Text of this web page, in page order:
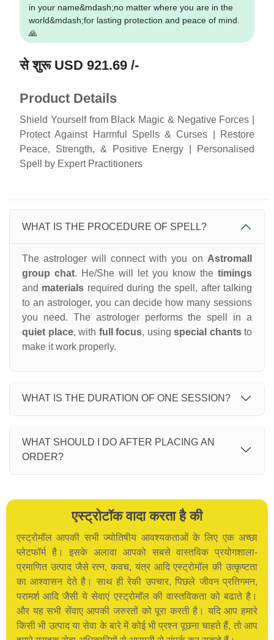
in your name&mdash;no matter where you are in the
world&mdash;for lasting protection and peace of mind.
🙏
से शुरूUSD 921.69 /-
Product Details
Shield Yourself from Black Magic & Negative Forces |
Protect Against Harmful Spells & Curses | Restore
Peace, Strength, & Positive Energy | Personalised
Spell by Expert Practitioners
WHAT IS THE PROCEDURE OF SPELL?
The astrologer will connect with you on Astromall
group chat. He/She will let you know the timings
and materials required during the spell, after talking
to an astrologer, you can decide how many sessions
you need. The astrologer performs the spell in a
quiet place, with full focus, using special chantsto
make it work properly.
WHAT IS THE DURATION OF ONE SESSION?
WHAT SHOULD I DO AFTER PLACING AN
ORDER?
एस्ट्रोटॉक वादा करता है की
एस्ट्रोमॉल आपकी सभी ज्योतिषीय आवश्यकताओं के लिए एक अच्छा
प्लेटफॉर्म है। इसके अलावा आपको सबसे वास्तविक प्रयोगशाला-
प्रमाणित उत्पाद जैसे रत्न, कवच, यंत्र आदि एस्ट्रोमॉल की उत्कृष्टता
का आश्वासन देते है। साथ ही रेकी उपचार, पिछले जीवन प्रतिगमन,
परामर्श आदि जैसी ये सेवाएं एस्ट्रोमॉल की वास्तविकता को बढाते है।
और यह सभी सेंवाए आपकी जरुरतों को पूरा करती है। यदि आप हमारे
किसी भी उत्पाद या सेवा के बारे में कोई भी प्रश्न पूछना चाहते हैं, तो आप